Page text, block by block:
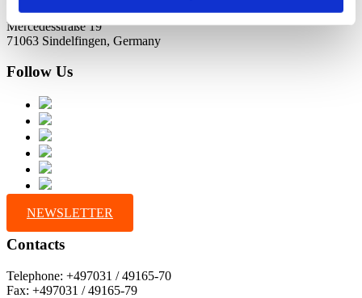
Mercedesstraße 19
71063 Sindelfingen, Germany
Follow Us
NEWSLETTER
Contacts
Telephone: +497031 / 49165-70
Fax: +497031 / 49165-79